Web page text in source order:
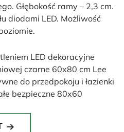
Głębokość ramy – 2,3 cm.
diodami LED. Możliwość
LED dekoracyjne
czarne 60x80 cm Lee
do przedpokoju i łazienki
bezpieczne 80x60